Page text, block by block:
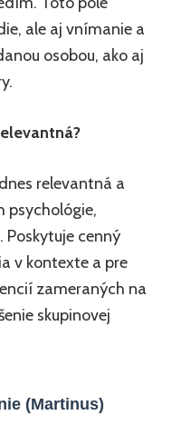
ale aj vnímanie a
osobou, ako aj
relevantná a
psychológie,
cenný
v kontexte a pre
zameraných na
skupinovej
(Martinus)